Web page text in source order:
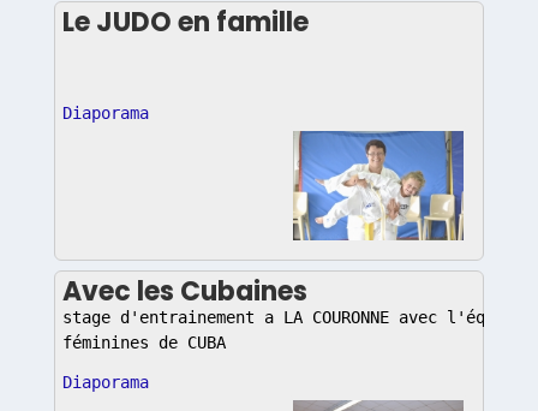
Le JUDO en famille
Diaporama
Avec les Cubaines
stage d'entrainement a LA COURONNE avec l'équipe
féminines de CUBA
Diaporama